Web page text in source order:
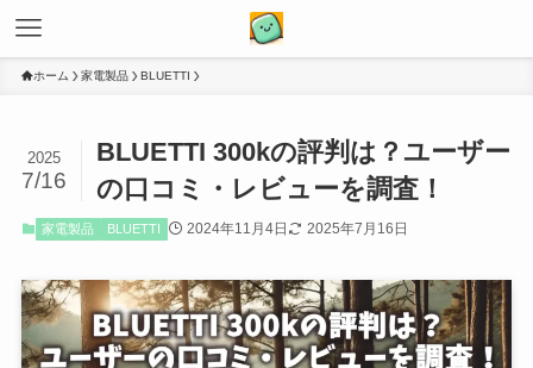
ホーム 家電製品 BLUETTI
BLUETTI 300kの評判は？ユーザー
の口コミ・レビューを調査！
2025
7/16
家電製品 BLUETTI 2024年11月4日 2025年7月16日